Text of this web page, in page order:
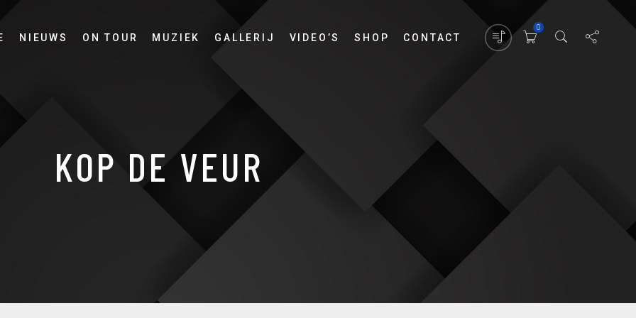
0
NIEUWS ON TOUR MUZIEK GALLERIJ VIDEO’S SHOP CONTACT
KOP DE VEUR